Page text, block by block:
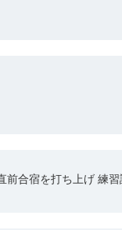
前合宿を打ち上げ 練